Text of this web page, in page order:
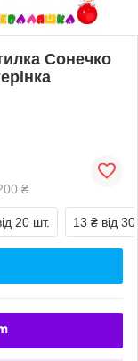
Сонечко
₴
20 шт. 13 ₴ від